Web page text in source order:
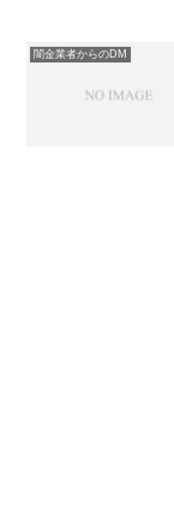
闇金業者からのDM